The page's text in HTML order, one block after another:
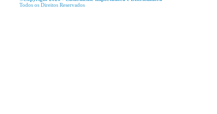
Todos os Direitos